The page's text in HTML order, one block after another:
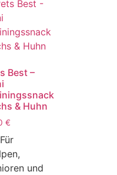
Best –
& Huhn
€
und